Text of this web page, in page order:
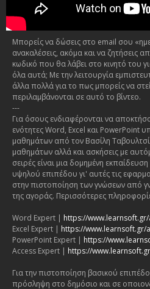
Μπορείς να δώσεις στο email σου
ανακαλέσεις, ακόμα και να ζητήσεις
κωδικό που θα λάβει στο κινητό του
όλα αυτά; Με την λειτουργία
άλλα πολλά για το πως μπορείς να
περιλαμβάνονται σε αυτό το βίντεο.
---
Για όσους ενδιαφέρονται να
ενότητες Word, Excel και PowerPoint
μαθημάτων από τον Βασίλη
μαθημάτων αλλά και ασκήσεις με
σειρές είναι μια δομημένη
υψηλού επιπέδου γι' αυτές τις
στην πιστοποίηση των γνώσεων από
της αγοράς. Περισσότερες
Word Expert | https://
Excel Expert | https://www.learnsoft.gr/
PowerPoint Expert | https://
Access Expert | https://
Για την πιστοποίηση βασικού
πρόσληψη στο δημόσιο και σε